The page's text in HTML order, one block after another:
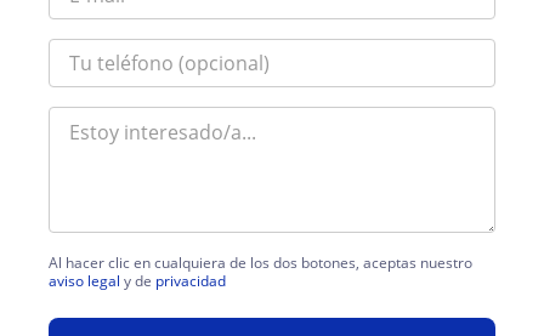
Al hacer clic en cualquiera de los dos botones, aceptas nuestro
aviso legal y de privacidad